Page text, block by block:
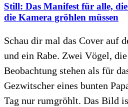
Still: Das Manifest für alle,
die Kamera gröhlen müssen
Schau dir mal das Cover auf
und ein Rabe. Zwei Vögel,
Beobachtung stehen als für
Gezwitscher eines bunten
Tag nur rumgröhlt. Das Bild